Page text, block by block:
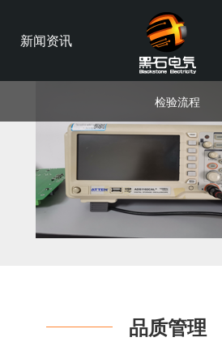
新闻资讯
检验流程
品质管理